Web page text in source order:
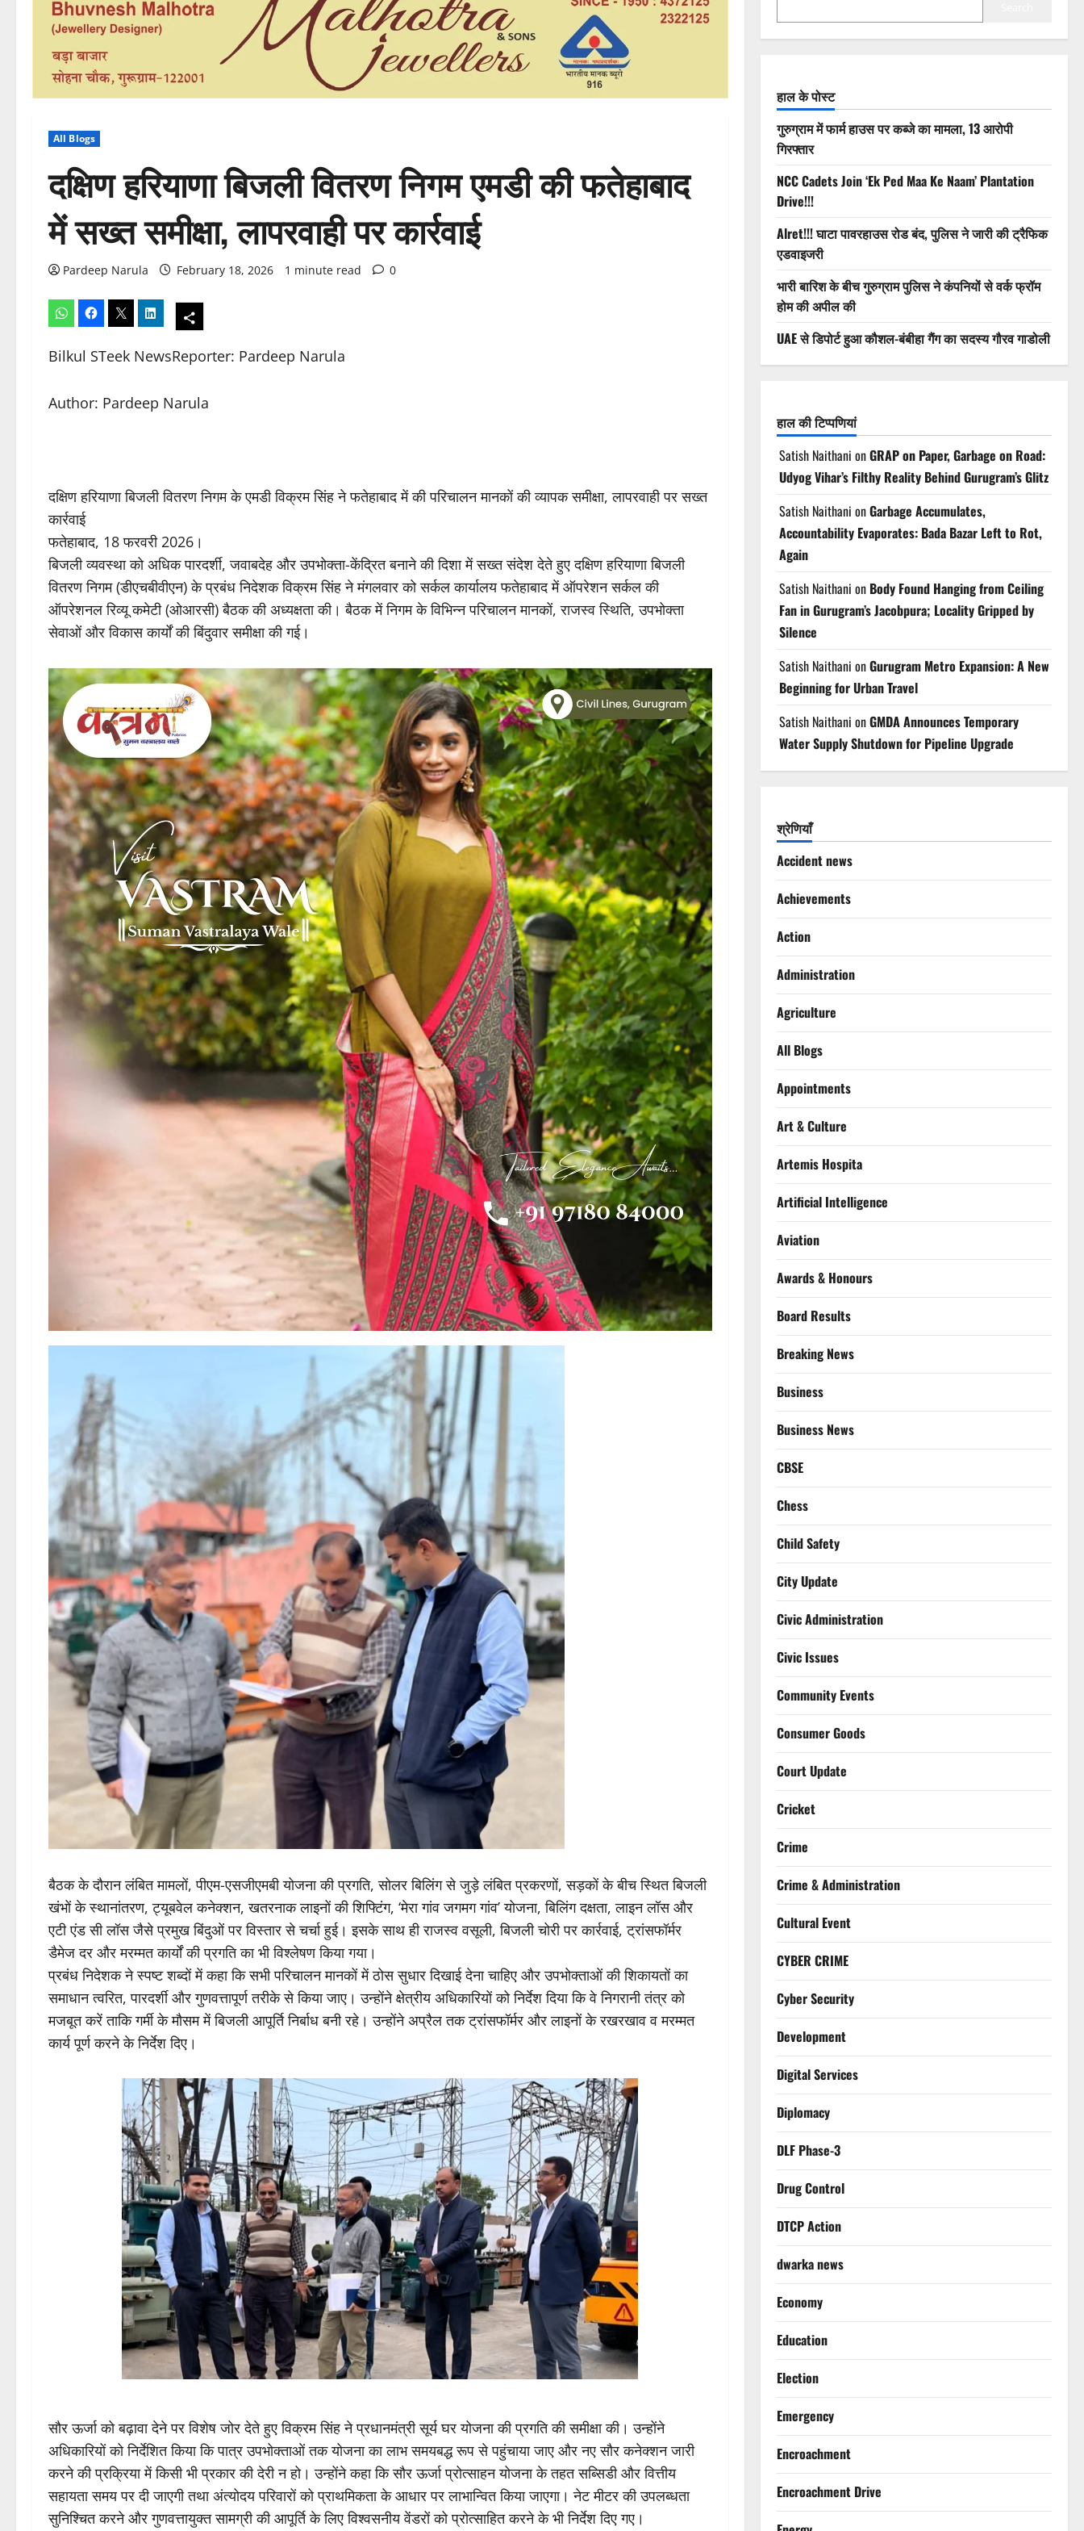
All Blogs
दक्षिण हरियाणा बिजली वितरण निगम एमडी की फतेहाबाद
में सख्त समीक्षा, लापरवाही पर कार्रवाई
Pardeep Narula February 18, 2026 1 minute read 0
Bilkul STeek NewsReporter: Pardeep Narula
Author: Pardeep Narula
दक्षिण हरियाणा बिजली वितरण निगम के एमडी विक्रम सिंह ने फतेहाबाद में की परिचालन मानकों की व्यापक समीक्षा, लापरवाही पर सख्त
कार्रवाई
फतेहाबाद, 18 फरवरी 2026।
बिजली व्यवस्था को अधिक पारदर्शी, जवाबदेह और उपभोक्ता-केंद्रित बनाने की दिशा में सख्त संदेश देते हुए दक्षिण हरियाणा बिजली
वितरण निगम (डीएचबीवीएन) के प्रबंध निदेशक विक्रम सिंह ने मंगलवार को सर्कल कार्यालय फतेहाबाद में ऑपरेशन सर्कल की
ऑपरेशनल रिव्यू कमेटी (ओआरसी) बैठक की अध्यक्षता की। बैठक में निगम के विभिन्न परिचालन मानकों, राजस्व स्थिति, उपभोक्ता
सेवाओं और विकास कार्यों की बिंदुवार समीक्षा की गई।
बैठक के दौरान लंबित मामलों, पीएम-एसजीएमबी योजना की प्रगति, सोलर बिलिंग से जुड़े लंबित प्रकरणों, सड़कों के बीच स्थित बिजली
खंभों के स्थानांतरण, ट्यूबवेल कनेक्शन, खतरनाक लाइनों की शिफ्टिंग, ‘मेरा गांव जगमग गांव’ योजना, बिलिंग दक्षता, लाइन लॉस और
एटी एंड सी लॉस जैसे प्रमुख बिंदुओं पर विस्तार से चर्चा हुई। इसके साथ ही राजस्व वसूली, बिजली चोरी पर कार्रवाई, ट्रांसफॉर्मर
डैमेज दर और मरम्मत कार्यों की प्रगति का भी विश्लेषण किया गया।
प्रबंध निदेशक ने स्पष्ट शब्दों में कहा कि सभी परिचालन मानकों में ठोस सुधार दिखाई देना चाहिए और उपभोक्ताओं की शिकायतों का
समाधान त्वरित, पारदर्शी और गुणवत्तापूर्ण तरीके से किया जाए। उन्होंने क्षेत्रीय अधिकारियों को निर्देश दिया कि वे निगरानी तंत्र को
मजबूत करें ताकि गर्मी के मौसम में बिजली आपूर्ति निर्बाध बनी रहे। उन्होंने अप्रैल तक ट्रांसफॉर्मर और लाइनों के रखरखाव व मरम्मत
कार्य पूर्ण करने के निर्देश दिए।
सौर ऊर्जा को बढ़ावा देने पर विशेष जोर देते हुए विक्रम सिंह ने प्रधानमंत्री सूर्य घर योजना की प्रगति की समीक्षा की। उन्होंने
अधिकारियों को निर्देशित किया कि पात्र उपभोक्ताओं तक योजना का लाभ समयबद्ध रूप से पहुंचाया जाए और नए सौर कनेक्शन जारी
करने की प्रक्रिया में किसी भी प्रकार की देरी न हो। उन्होंने कहा कि सौर ऊर्जा प्रोत्साहन योजना के तहत सब्सिडी और वित्तीय
सहायता समय पर दी जाएगी तथा अंत्योदय परिवारों को प्राथमिकता के आधार पर लाभान्वित किया जाएगा। नेट मीटर की उपलब्धता
सुनिश्चित करने और गुणवत्तायुक्त सामग्री की आपूर्ति के लिए विश्वसनीय वेंडरों को प्रोत्साहित करने के भी निर्देश दिए गए।
हाल के पोस्ट
गुरुग्राम में फार्म हाउस पर कब्जे का मामला, 13 आरोपी
गिरफ्तार
NCC Cadets Join ‘Ek Ped Maa Ke Naam’ Plantation
Drive!!!
Alret!!! घाटा पावरहाउस रोड बंद, पुलिस ने जारी की ट्रैफिक
एडवाइजरी
भारी बारिश के बीच गुरुग्राम पुलिस ने कंपनियों से वर्क फ्रॉम
होम की अपील की
UAE से डिपोर्ट हुआ कौशल-बंबीहा गैंग का सदस्य गौरव गाडोली
हाल की टिप्पणियां
Satish Naithani onGRAP on Paper, Garbage on Road:
Udyog Vihar’s Filthy Reality Behind Gurugram’s Glitz
Satish Naithani onGarbage Accumulates,
Accountability Evaporates: Bada Bazar Left to Rot,
Again
Satish Naithani on Body Found Hanging from Ceiling
Fan in Gurugram’s Jacobpura; Locality Gripped by
Silence
Satish Naithani onGurugram Metro Expansion: A New
Beginning for Urban Travel
Satish Naithani onGMDA Announces Temporary
Water Supply Shutdown for Pipeline Upgrade
श्रेणियाँ
Accident news
Achievements
Action
Administration
Agriculture
All Blogs
Appointments
Art & Culture
Artemis Hospita
Artificial Intelligence
Aviation
Awards & Honours
Board Results
Breaking News
Business
Business News
CBSE
Chess
Child Safety
City Update
Civic Administration
Civic Issues
Community Events
Consumer Goods
Court Update
Cricket
Crime
Crime & Administration
Cultural Event
CYBER CRIME
Cyber Security
Development
Digital Services
Diplomacy
DLF Phase-3
Drug Control
DTCP Action
dwarka news
Economy
Education
Election
Emergency
Encroachment
Encroachment Drive